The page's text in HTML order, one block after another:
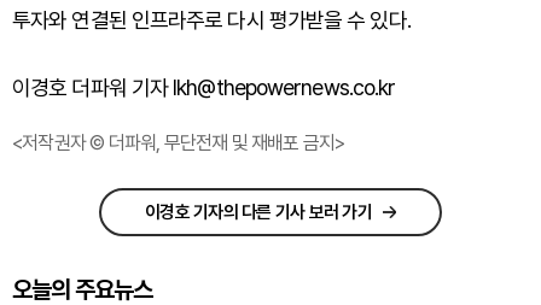
투자와 연결된 인프라주로 다시 평가받을 수 있다.
이경호 더파워 기자 lkh@thepowernews.co.kr
<저작권자 © 더파워, 무단전재 및 재배포 금지>
이경호 기자의 다른 기사 보러 가기
오늘의 주요뉴스